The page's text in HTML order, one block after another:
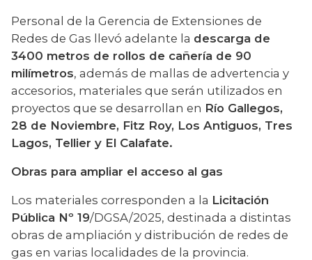
Personal de la Gerencia de Extensiones de
Redes de Gas llevó adelante la descarga de
3400 metros de rollos de cañería de 90
milímetros, además de mallas de advertencia y
accesorios, materiales que serán utilizados en
proyectos que se desarrollan en Río Gallegos,
28 de Noviembre, Fitz Roy, Los Antiguos, Tres
Lagos, Tellier y El Calafate.
Obras para ampliar el acceso al gas
Los materiales corresponden a la Licitación
Pública Nº 19/DGSA/2025, destinada a distintas
obras de ampliación y distribución de redes de
gas en varias localidades de la provincia.